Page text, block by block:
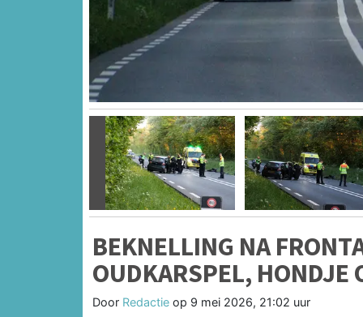
Vorige
BEKNELLING NA
OUDKARSPEL, HONDJE
Door Redactie op 9 mei 2026, 21:02 uur